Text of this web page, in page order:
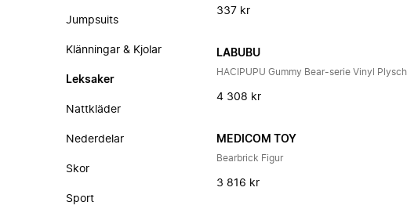
Jumpsuits
Klänningar & Kjolar
Leksaker
Nattkläder
Nederdelar
Skor
Sport
337 kr
LABUBU
4 308 kr
MEDICOM TOY
Bearbrick Figur
3 816 kr